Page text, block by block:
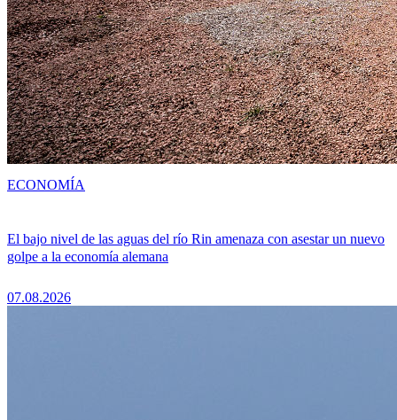
El bajo nivel de las aguas del río Rin amenaza con asestar un nuevo
golpe a la economía alemana
07.08.2026
ECONOMÍA